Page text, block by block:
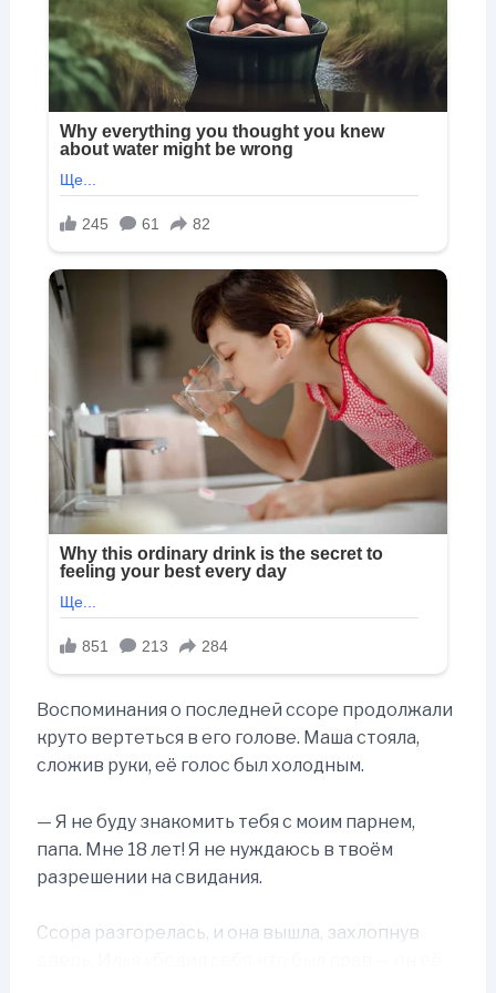
Воспоминания о последней ссоре продолжали
круто вертеться в его голове. Маша стояла,
сложив руки, её голос был холодным.
— Я не буду знакомить тебя с моим парнем,
папа. Мне 18 лет! Я не нуждаюсь в твоём
разрешении на свидания.
Ссора разгорелась, и она вышла, захлопнув